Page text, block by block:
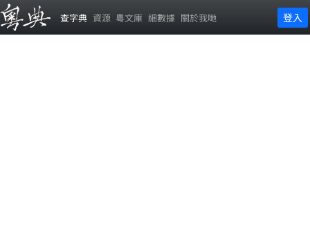
查字典 資源 粵文庫 細數據 關於我哋 登入